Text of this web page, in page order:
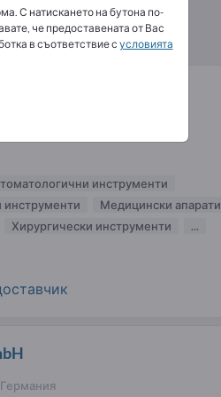
инструменти
инструменти
Медицински апарати
Хирургически инструменти ...
Германия
С натискането на бутона по-
че предоставената от Вас
в съответствие с условията